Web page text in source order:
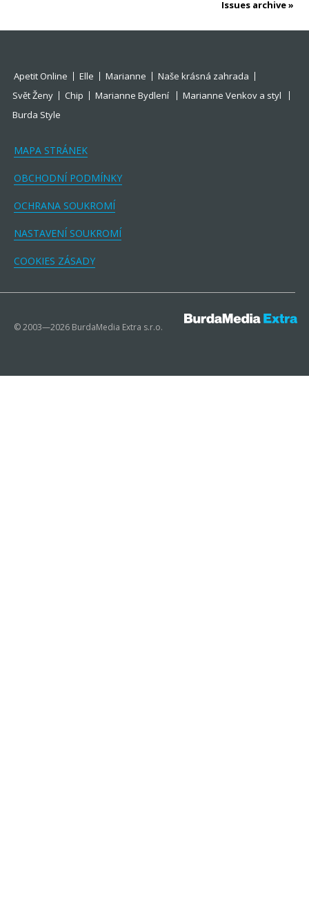
Issues archive
Apetit Online Elle Marianne
Naše krásná zahrada
Svět Ženy
Chip Marianne Bydlení
Marianne Venkov a styl
Burda Style
MAPA STRÁNEK
OBCHODNÍ PODMÍNKY
OCHRANA SOUKROMÍ
NASTAVENÍ SOUKROMÍ
COOKIES ZÁSADY
© 2003—2026 BurdaMedia Extra s.r.o.